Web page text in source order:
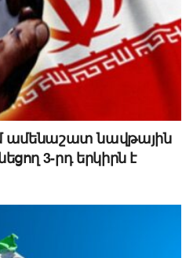
ամենաշատ նավթային
3-րդ երկիրն է